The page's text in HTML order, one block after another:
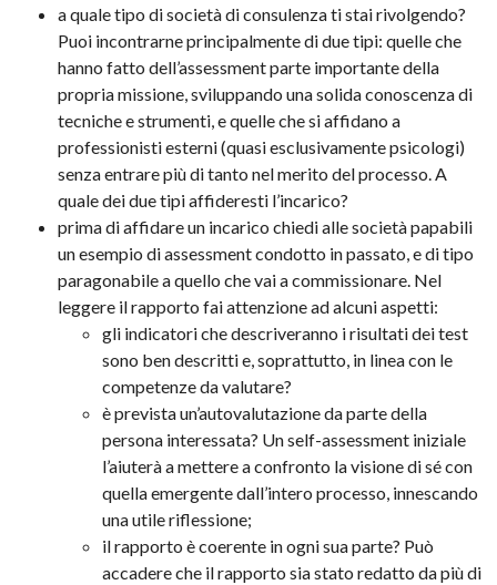
a quale tipo di società di consulenza ti stai rivolgendo?
Puoi incontrarne principalmente di due tipi: quelle che
hanno fatto dell’assessment parte importante della
propria missione, sviluppando una solida conoscenza di
tecniche e strumenti, e quelle che si affidano a
professionisti esterni (quasi esclusivamente psicologi)
senza entrare più di tanto nel merito del processo. A
quale dei due tipi affideresti l’incarico?
prima di affidare un incarico chiedi alle società papabili
un esempio di assessment condotto in passato, e di tipo
paragonabile a quello che vai a commissionare. Nel
leggere il rapporto fai attenzione ad alcuni aspetti:
gli indicatori che descriveranno i risultati dei test
sono ben descritti e, soprattutto, in linea con le
competenze da valutare?
è prevista un’autovalutazione da parte della
persona interessata? Un self-assessment iniziale
l’aiuterà a mettere a confronto la visione di sé con
quella emergente dall’intero processo, innescando
una utile riflessione;
il rapporto è coerente in ogni sua parte? Può
accadere che il rapporto sia stato redatto da più di